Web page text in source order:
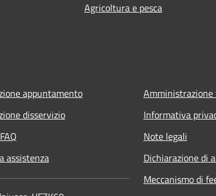
Agricoltura e pesca
appuntamento
disservizio
assistenza
Informativa
Note legali
Dichiarazione di
Meccanismo di